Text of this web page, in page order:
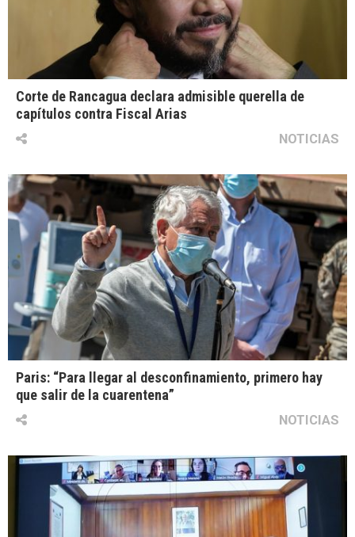
Corte de Rancagua declara admisible querella de
capítulos contra Fiscal Arias
NOTICIAS
Paris: “Para llegar al desconfinamiento, primero hay
que salir de la cuarentena”
NOTICIAS